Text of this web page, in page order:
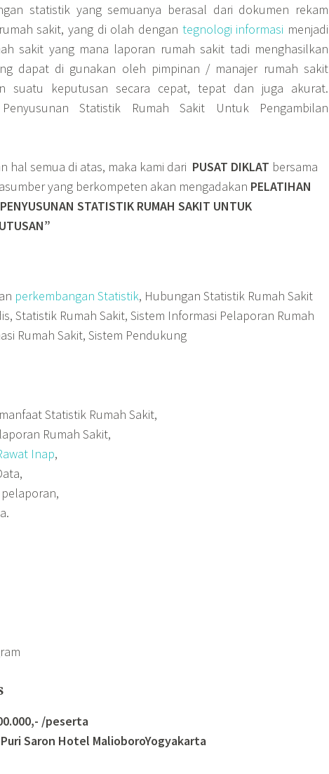
statistik yang semuanya berasal dari dokumen rekam
sakit, yang di olah dengan tegnologi informasi menjadi
sakit yang mana laporan rumah sakit tadi menghasilkan
dapat di gunakan oleh pimpinan / manajer rumah sakit
suatu keputusan secara cepat, tepat dan juga akurat.
Statistik Rumah Sakit Untuk Pengambilan
hal semua di atas, maka kami dari PUSAT DIKLAT bersama
yang berkompeten akan mengadakan PELATIHAN
STATISTIK RUMAH SAKIT UNTUK
perkembangan Statistik, Hubungan Statistik Rumah Sakit
Statistik Rumah Sakit, Sistem Informasi Pelaporan Rumah
Rumah Sakit, Sistem Pendukung
Statistik Rumah Sakit,
Rumah Sakit,
Inap,
/peserta
Saron Hotel MalioboroYogyakarta